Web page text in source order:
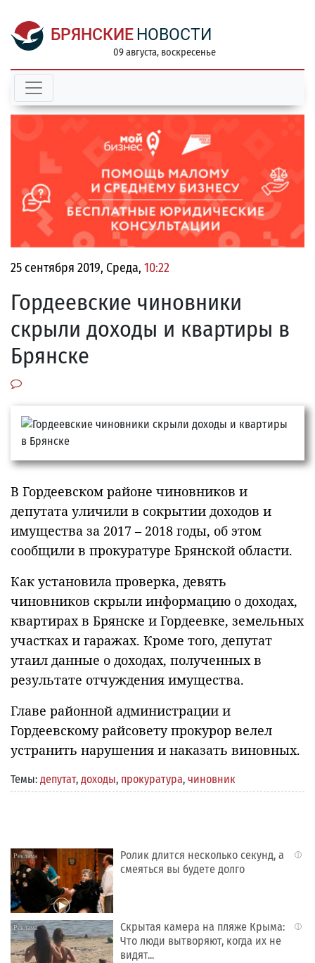
БРЯНСКИЕ НОВОСТИ
09 августа, воскресенье
25 сентября 2019, Среда, 10:22
Гордеевские чиновники
скрыли доходы и квартиры в
Брянске
В Гордеевском районе чиновников и
депутата уличили в сокрытии доходов и
имущества за 2017 – 2018 годы, об этом
сообщили в прокуратуре Брянской области.
Как установила проверка, девять
чиновников скрыли информацию о доходах,
квартирах в Брянске и Гордеевке, земельных
участках и гаражах. Кроме того, депутат
утаил данные о доходах, полученных в
результате отчуждения имущества.
Главе районной администрации и
Гордеевскому райсовету прокурор велел
устранить нарушения и наказать виновных.
Темы: депутат, доходы, прокуратура, чиновник
i
Ролик длится несколько секунд, а
смеяться вы будете долго
i
Скрытая камера на пляже Крыма:
Что люди вытворяют, когда их не
видят...